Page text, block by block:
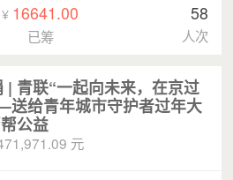
¥ 16641.00
已筹
58
人次
| 青联“一起向未来，在京过
给青年城市守护者过年大
公益
元